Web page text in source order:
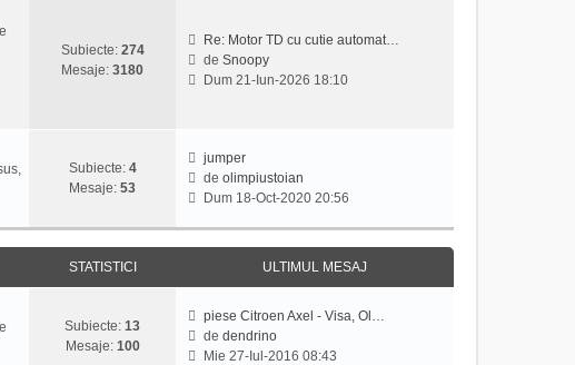
a
l
e
l
i
e
s
a
j
Subiecte: 274
Mesaje: 3180
Re: Motor TD cu cutie automat…
deSnoopy
V
l
t
m
l
e
a
Dum 21-Iun-2026 18:10
Subiecte: 4
Mesaje: 53
jumper
deolimpiustoian
V
z
u
t
m
Dum 18-Oct-2020 20:56
STATISTICI ULTIMUL MESAJ
Subiecte: 13
Mesaje: 100
piese Citroen Axel - Visa, Ol…
dedendrino
V
Mie 27-Iul-2016 08:43